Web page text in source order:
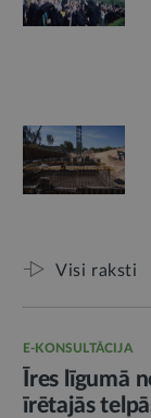
Visi raksti
E-KONSULTĀCIJA
Īres līgumā
īrētajās